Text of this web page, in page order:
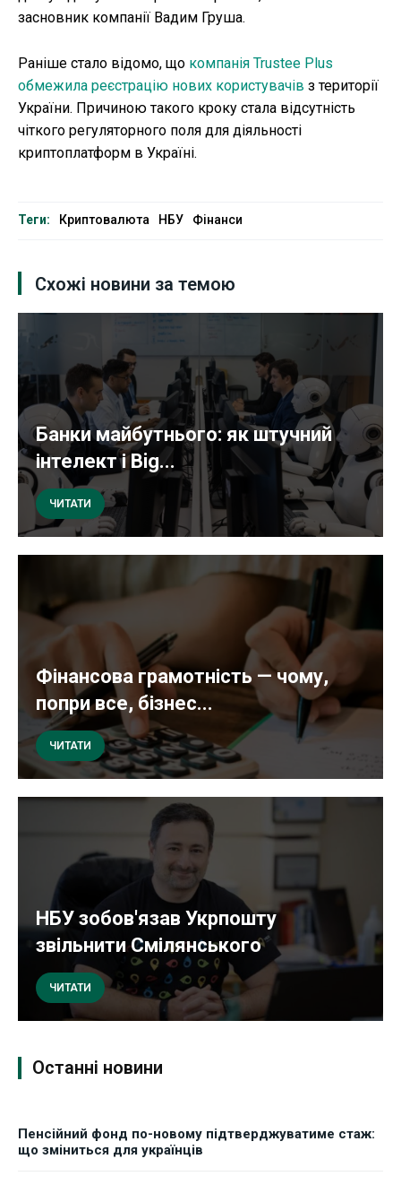
засновник компанії Вадим Груша.
Раніше стало відомо, що компанія Trustee Plus
обмежила реєстрацію нових користувачів з території
України. Причиною такого кроку стала відсутність
чіткого регуляторного поля для діяльності
криптоплатформ в Україні.
Теги: Криптовалюта НБУ Фінанси
Схожі новини за темою
Банки майбутнього: як штучний
інтелект і Big...
ЧИТАТИ
Фінансова грамотність — чому,
попри все, бізнес...
ЧИТАТИ
НБУ зобов'язав Укрпошту
звільнити Смілянського
ЧИТАТИ
Останні новини
Пенсійний фонд по-новому підтверджуватиме стаж:
що зміниться для українців